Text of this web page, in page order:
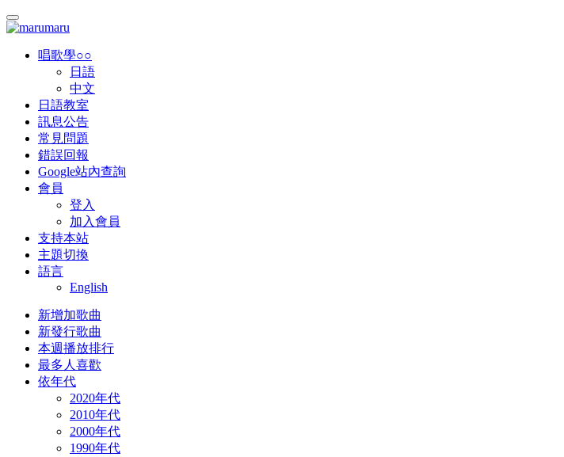
唱歌學○○
日語
中文
日語教室
訊息公告
常見問題
錯誤回報
Google站內查詢
會員
登入
加入會員
支持本站
主題切換
語言
English
新增加歌曲
新發行歌曲
本週播放排行
最多人喜歡
依年代
2020年代
2010年代
2000年代
1990年代